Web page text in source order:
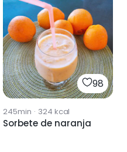
98
245min · 324 kcal
Sorbete de naranja